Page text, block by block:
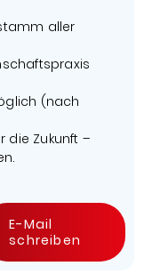
aller
(nach
die Zukunft –
E-Mail
schreiben